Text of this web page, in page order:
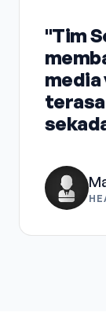
"Tim
media